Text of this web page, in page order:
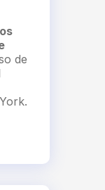
de